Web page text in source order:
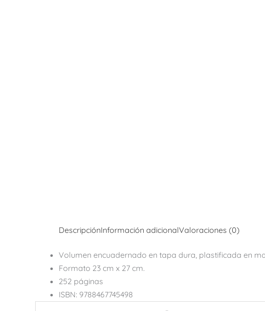
DescripciónInformación adicionalValoraciones (0)
Volumen encuadernado en tapa dura, plastificada en
Formato 23 cm x 27 cm.
252 páginas
ISBN: 9788467745498